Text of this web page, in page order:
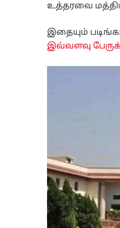
உத்தரவை மத்திய
இதையும்
இவ்வளவு